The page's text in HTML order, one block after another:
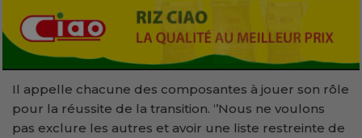
Il appelle chacune des composantes à jouer son rôle
pour la réussite de la transition. ‘’Nous ne voulons
pas exclure les autres et avoir une liste restreinte de